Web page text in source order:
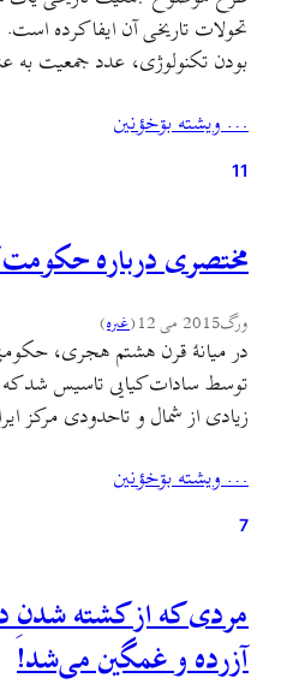
تحولات تاریخی آن ایفا کرده
بودن تکنولوژی، عدد جمعیت به
اندازهٔ نیروی نظامی و غیره اهمیتی
است.…
… ويشته بۊخؤنين
11
مختصری درباره حکومت
ورگ2015 می 12 (غىره)
در میانهٔ قرن هشتم هجری،
توسط سادات کیایی تاسیس شد که
زیادی از شمال و تاحدودی مرکز
کرانه‌های سپیدرود تا چالوس و
… ويشته بۊخؤنين
7
مردی که از کشته شدنِ
آزرده و غمگین می‌شد!